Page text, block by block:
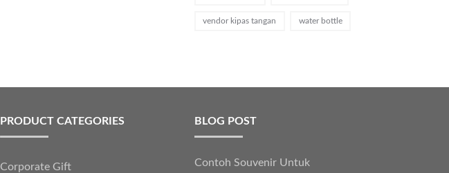
vendor kipas tangan water bottle
PRODUCT CATEGORIES
Corporate Gift
BLOG POST
Contoh Souvenir Untuk